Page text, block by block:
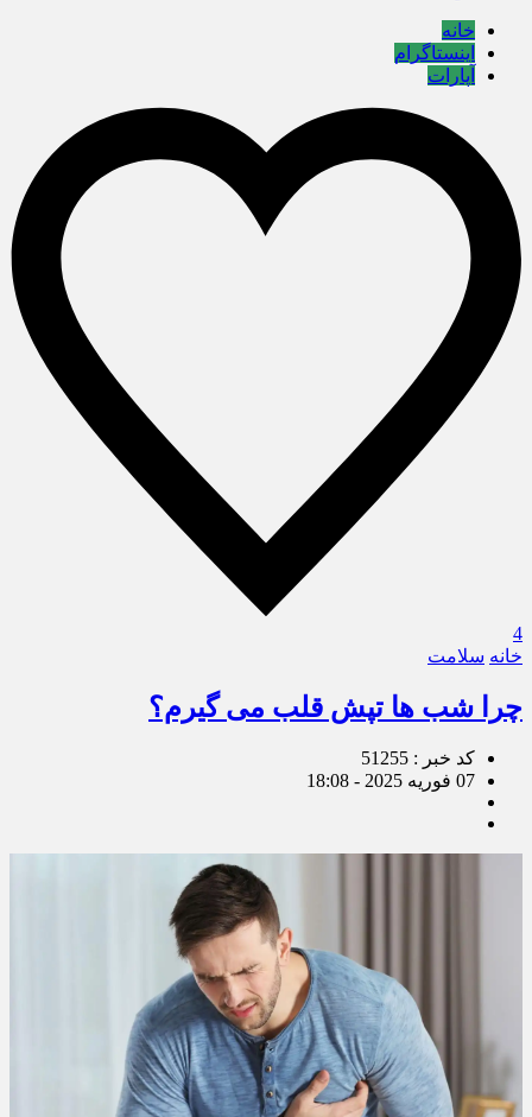
خانه
اینستاگرام
آپارات
4
خانه سلامت
چرا شب ها تپش قلب می گیرم؟
کد خبر : 51255
07 فوریه 2025 - 18:08